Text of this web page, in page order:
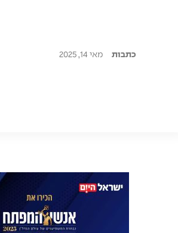
כתבות מאי 14, 2025